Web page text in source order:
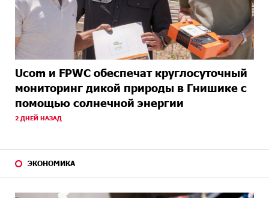
Ucom и FPWC обеспечат круглосуточный
мониторинг дикой природы в Гнишике с
помощью солнечной энергии
2 ДНЕЙ НАЗАД
ЭКОНОМИКА